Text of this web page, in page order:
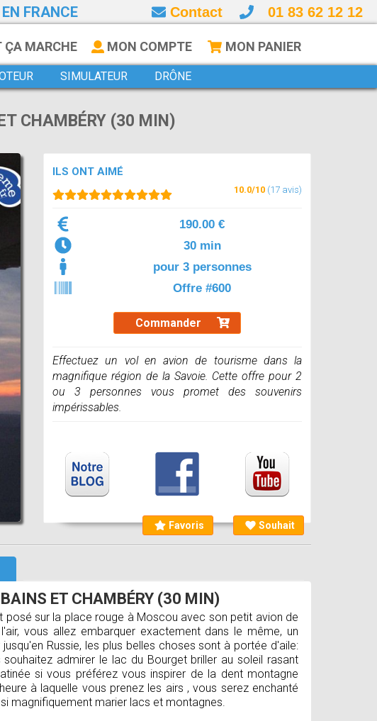
FRANCE Contact 01 83 62 12 12
ÇA MARCHE MON COMPTE MON PANIER
SIMULATEUR DRÔNE
CHAMBÉRY (30 MIN)
ILS ONT AIMÉ
10.0/10 (17 avis)
190.00 €
30 min
pour 3 personnes
Offre #600
Commander
Effectuez un vol en avion de tourisme dans la
magnifique région de la Savoie. Cette offre pour 2
ou 3 personnes vous promet des souvenirs
impérissables.
Favoris Souhait
ET CHAMBÉRY (30 MIN)
posé sur la place rouge à Moscou avec son petit avion de
vous allez embarquer exactement dans le même, un
Russie, les plus belles choses sont à portée d'aile:
admirer le lac du Bourget briller au soleil rasant
si vous préférez vous inspirer de la dent montagne
à laquelle vous prenez les airs , vous serez enchanté
magnifiquement marier lacs et montagnes.